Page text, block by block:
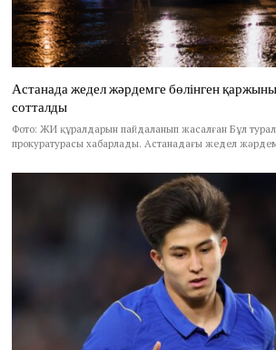
Астанада жедел жәрдемге бөлінген
сотталды
Фото: ЖИ құралдарын пайдаланып жасалған Бұл
прокуратурасы хабарлады. Астанадағы жедел